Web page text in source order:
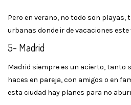
Pero en verano, no todo son
urbanas donde ir de vacaciones este
5- Madrid
Madrid siempre es un acierto, tanto
haces en pareja, con amigos o en
esta ciudad hay planes para no